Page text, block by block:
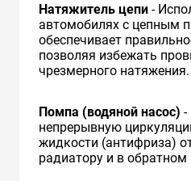
Натяжитель цепи -
автомобилях с цепным
обеспечивает
позволяя избежать
чрезмерного натяжения.
Помпа (водяной насос) -
непрерывную
жидкости (антифриза)
радиатору и в обратном